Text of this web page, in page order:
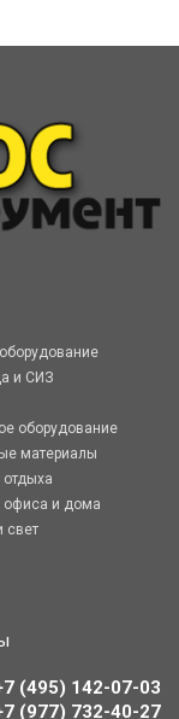
и СИЗ
оборудование
материалы
офиса и дома
свет
(495) 142-07-03
(977) 732-40-27